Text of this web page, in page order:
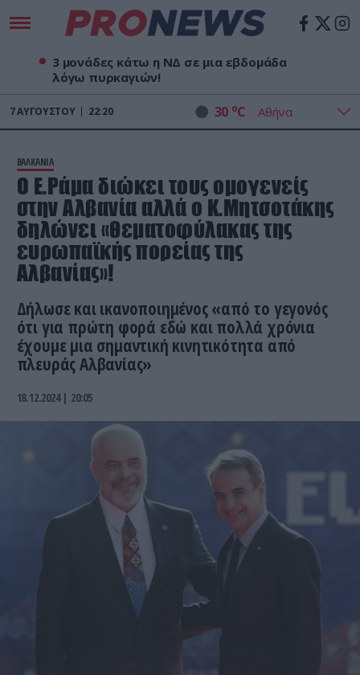
3 μονάδες κάτω η ΝΔ σε μια εβδομάδα
λόγω πυρκαγιών!
7ΑΥΓΟΎΣΤΟΥ 22:20 30 oC
ΒΑΛΚΑΝΙΑ
Ο Ε.Ράμα διώκει τους ομογενείς
στην Αλβανία αλλά ο Κ.Μητσοτάκης
δηλώνει «θεματοφύλακας της
ευρωπαϊκής πορείας της
Αλβανίας»!
Δήλωσε και ικανοποιημένος «από το γεγονός
ότι για πρώτη φορά εδώ και πολλά χρόνια
έχουμε μια σημαντική κινητικότητα από
πλευράς Αλβανίας»
18.12.2024 | 20:05